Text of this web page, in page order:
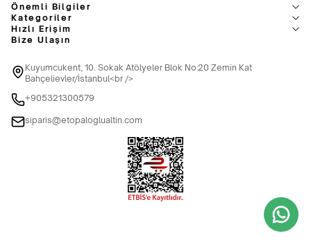
Önemli Bilgiler
Kategoriler
Hızlı Erişim
Bize Ulaşın
Kuyumcukent, 10. Sokak Atölyeler Blok No:20 Zemin Kat
Bahçelievler/İstanbul<br />
+905321300579
siparis@etopaloglualtin.com